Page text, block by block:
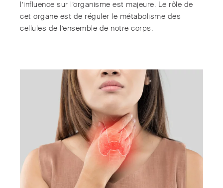
l’influence sur l’organisme est majeure. Le rôle de
cet organe est de réguler le métabolisme des
cellules de l’ensemble de notre corps.